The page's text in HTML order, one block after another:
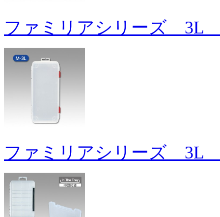
ファミリアシリーズ 3L
ファミリアシリーズ 3L